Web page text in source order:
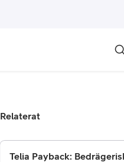
Trygghet
Relaterat
Telia Payback: